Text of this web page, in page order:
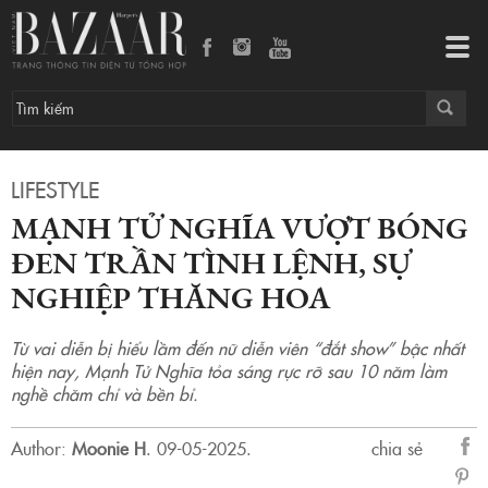
LIFESTYLE
MẠNH TỬ NGHĨA VƯỢT BÓNG
ĐEN TRẦN TÌNH LỆNH, SỰ
NGHIỆP THĂNG HOA
Từ vai diễn bị hiểu lầm đến nữ diễn viên “đắt show” bậc nhất
hiện nay, Mạnh Tử Nghĩa tỏa sáng rực rỡ sau 10 năm làm
nghề chăm chỉ và bền bỉ.
Author: Moonie H. 09-05-2025.
chia sẻ
sẻ